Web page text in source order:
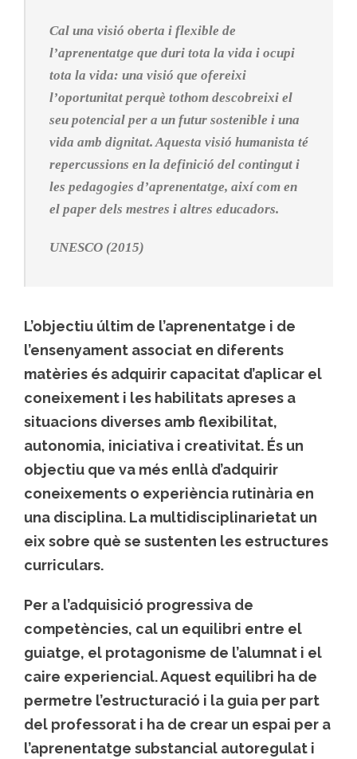
Cal una visió oberta i flexible de
l’aprenentatge que duri tota la vida i ocupi
tota la vida: una visió que ofereixi
l’oportunitat perquè tothom descobreixi el
seu potencial per a un futur sostenible i una
vida amb dignitat. Aquesta visió humanista té
repercussions en la definició del contingut i
les pedagogies d’aprenentatge, així com en
el paper dels mestres i altres educadors.
UNESCO (2015)
L’objectiu últim de l’aprenentatge i de
l’ensenyament associat en diferents
matèries és adquirir capacitat d’aplicar el
coneixement i les habilitats apreses a
situacions diverses amb flexibilitat,
autonomia, iniciativa i creativitat. És un
objectiu que va més enllà d’adquirir
coneixements o experiència rutinària en
una disciplina. La multidisciplinarietat un
eix sobre què se sustenten les estructures
curriculars.
Per a l’adquisició progressiva de
competències, cal un equilibri entre el
guiatge, el protagonisme de l’alumnat i el
caire experiencial. Aquest equilibri ha de
permetre l’estructuració i la guia per part
del professorat i ha de crear un espai per a
l’aprenentatge substancial autoregulat i